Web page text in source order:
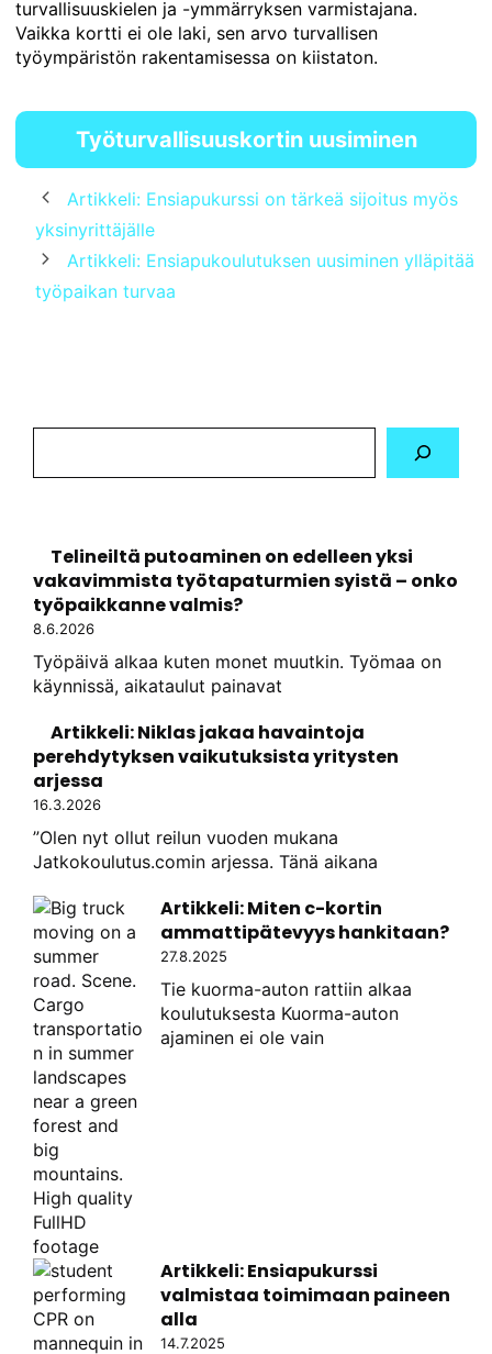
turvallisuuskielen ja -ymmärryksen varmistajana.
Vaikka kortti ei ole laki, sen arvo turvallisen
työympäristön rakentamisessa on kiistaton.
Työturvallisuuskortin uusiminen
Artikkeli: Ensiapukurssi on tärkeä sijoitus myös
yksinyrittäjälle
Artikkeli: Ensiapukoulutuksen uusiminen ylläpitää
työpaikan turvaa
Telineiltä putoaminen on edelleen yksi
vakavimmista työtapaturmien syistä – onko
työpaikkanne valmis?
8.6.2026
Työpäivä alkaa kuten monet muutkin. Työmaa on
käynnissä, aikataulut painavat
Artikkeli: Niklas jakaa havaintoja
perehdytyksen vaikutuksista yritysten
arjessa
16.3.2026
”Olen nyt ollut reilun vuoden mukana
Jatkokoulutus.comin arjessa. Tänä aikana
Artikkeli: Miten c-kortin
ammattipätevyys hankitaan?
27.8.2025
Tie kuorma-auton rattiin alkaa
koulutuksesta Kuorma-auton
ajaminen ei ole vain
Artikkeli: Ensiapukurssi
valmistaa toimimaan paineen
alla
14.7.2025